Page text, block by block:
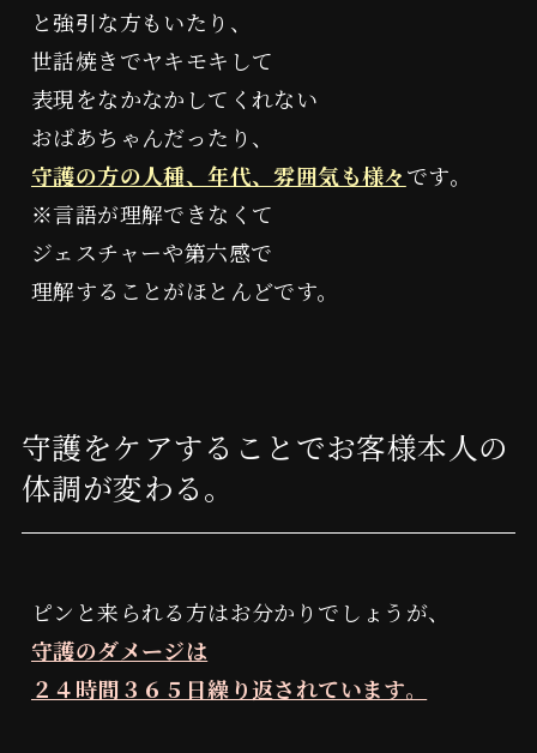
と強引な方もいたり、
世話焼きでヤキモキして
表現をなかなかしてくれない
おばあちゃんだったり、
守護の方の人種、年代、雰囲気も様々です。
※言語が理解できなくて
ジェスチャーや第六感で
理解することがほとんどです。
守護をケアすることでお客様本人の
体調が変わる。
ピンと来られる方はお分かりでしょうが、
守護のダメージは
２４時間３６５日繰り返されています。